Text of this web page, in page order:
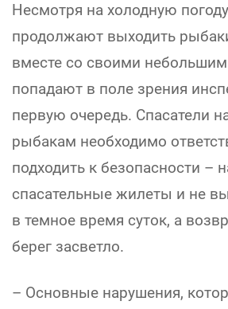
Несмотря на холодную
продолжают выходить
вместе со своими
попадают в поле зрения
первую очередь. Спасатели
рыбакам необходимо
подходить к безопасности –
спасательные жилеты и не
в темное время суток, а
берег засветло.
– Основные нарушения,